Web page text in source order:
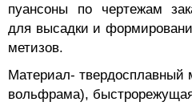
пуансоны по чертежам
для высадки и
метизов.
Материал- твердосплавный
вольфрама),